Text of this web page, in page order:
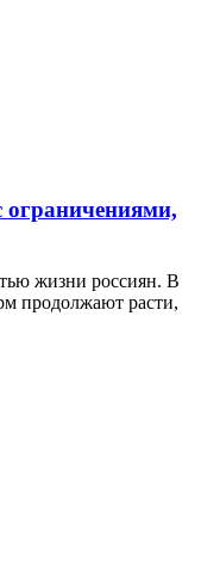
ограничениями,
жизни россиян. В
продолжают расти,